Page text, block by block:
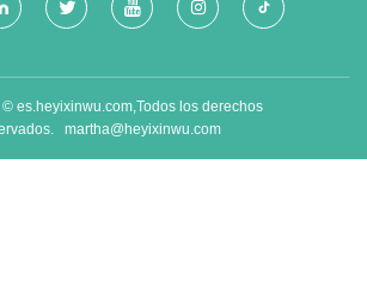
es.heyixinwu.com,Todos los derechos
martha@heyixinwu.com